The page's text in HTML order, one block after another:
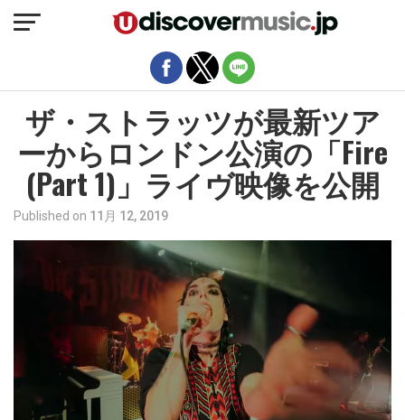
ザ・ストラッツが最新ツア
ーからロンドン公演の「Fire
(Part 1)」ライヴ映像を公開
Published on 11月 12, 2019
モバイルバージョンを終了